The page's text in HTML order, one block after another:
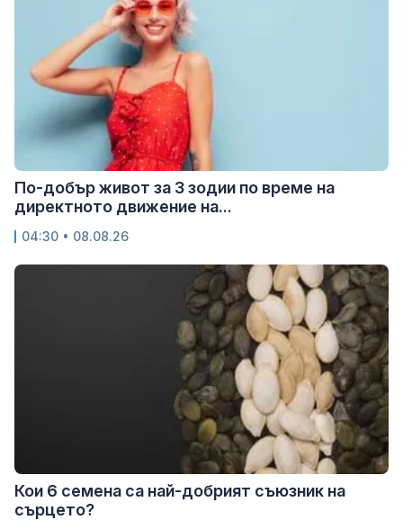
По-добър живот за 3 зодии по време на
директното движение на...
04:30 • 08.08.26
Кои 6 семена са най-добрият съюзник на
сърцето?